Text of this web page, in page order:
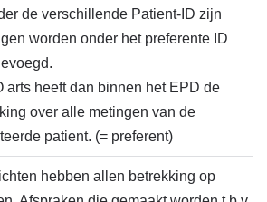
de verschillende Patient-ID zijn
worden onder het preferente ID
arts heeft dan binnen het EPD de
over alle metingen van de
patient. (= preferent)
hebben allen betrekking op